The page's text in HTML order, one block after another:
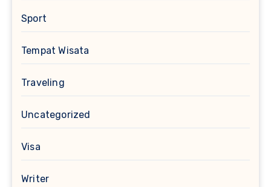
Sport
Tempat Wisata
Traveling
Uncategorized
Visa
Writer